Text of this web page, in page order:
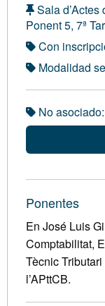
Sala
Ponent 5, 7ª
Con
Modalidad
No asociado:
Ponentes
En José Luis
Comptabilitat,
Tècnic
l’APttCB.